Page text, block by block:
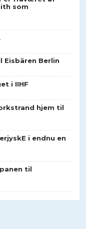
som
Eisbären Berlin
i IIHF
hjem til
i endnu en
til